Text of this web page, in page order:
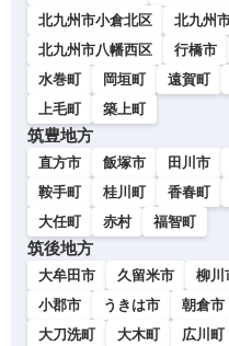
北九州市小倉北区
北九州
北九州市八幡西区
行橋市
水巻町
岡垣町 遠賀町
上毛町
築上町
筑豊地方
直方市 飯塚市 田川市
鞍手町
桂川町 香春町
大任町
赤村 福智町
筑後地方
大牟田市 久留米市 柳川
小郡市
うきは市 朝倉市
大刀洗町
大木町 広川町